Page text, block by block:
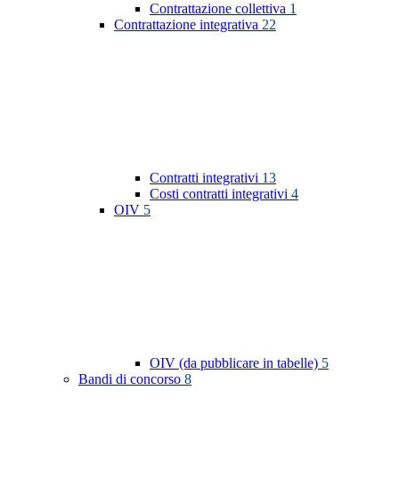
Contrattazione collettiva 1
Contrattazione integrativa 22
Contratti integrativi 13
Costi contratti integrativi 4
OIV 5
OIV (da pubblicare in tabelle) 5
Bandi di concorso 8